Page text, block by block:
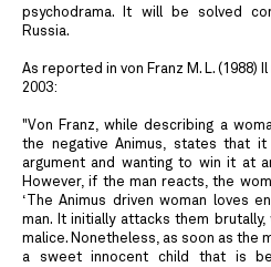
psychodrama. It will be solved
Russia.
As reported in von Franz M. L. (1988)
2003:
"Von Franz, while describing a
the negative Animus, states that it
argument and wanting to win it at
However, if the man reacts, the
‘The Animus driven woman loves
man. It initially attacks them
malice. Nonetheless, as soon as the
a sweet innocent child that is